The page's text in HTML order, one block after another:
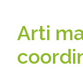
Arti